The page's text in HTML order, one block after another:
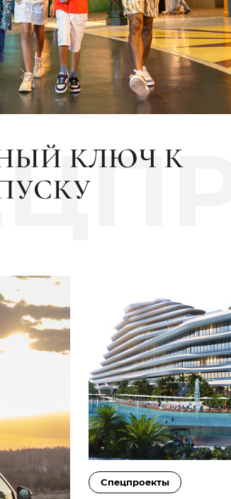
КЛЮЧ К
Cпецпроекты